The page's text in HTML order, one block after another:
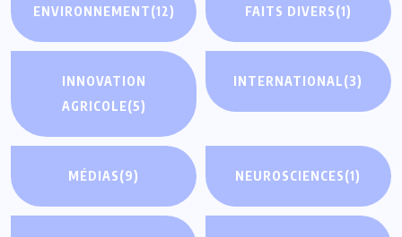
ENVIRONNEMENT(12) FAITS DIVERS(1)
INNOVATION
AGRICOLE(5)
INTERNATIONAL(3)
MÉDIAS(9) NEUROSCIENCES(1)